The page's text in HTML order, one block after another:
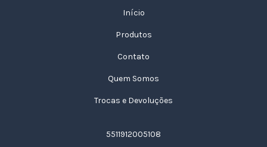
Início
Produtos
Contato
Quem Somos
Trocas e Devoluções
5511912005108